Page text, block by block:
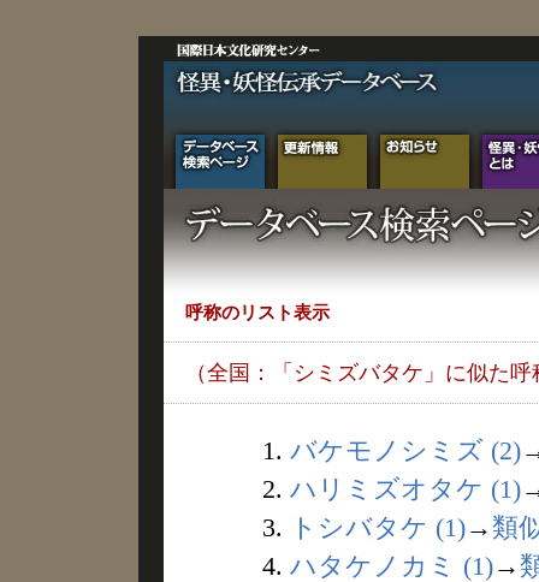
呼称のリスト表示
（全国：「シミズバタケ」に似た呼
1. バケモノシミズ (2)
2. ハリミズオタケ (1)
3.
トシバタケ (1)→ 類
4. ハタケノカミ (1)→